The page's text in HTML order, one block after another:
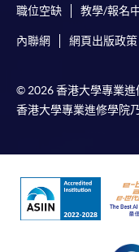
注意事項:
名程序，建議申
免使用支票付款
除由學院裁定的
而取消）之外，
准退還款項，以
支票或繳費靈（
職位空缺 教學/報名
內聯網 網頁出版政策
© 2026 香港大學專業進
香港大學專業進修學院